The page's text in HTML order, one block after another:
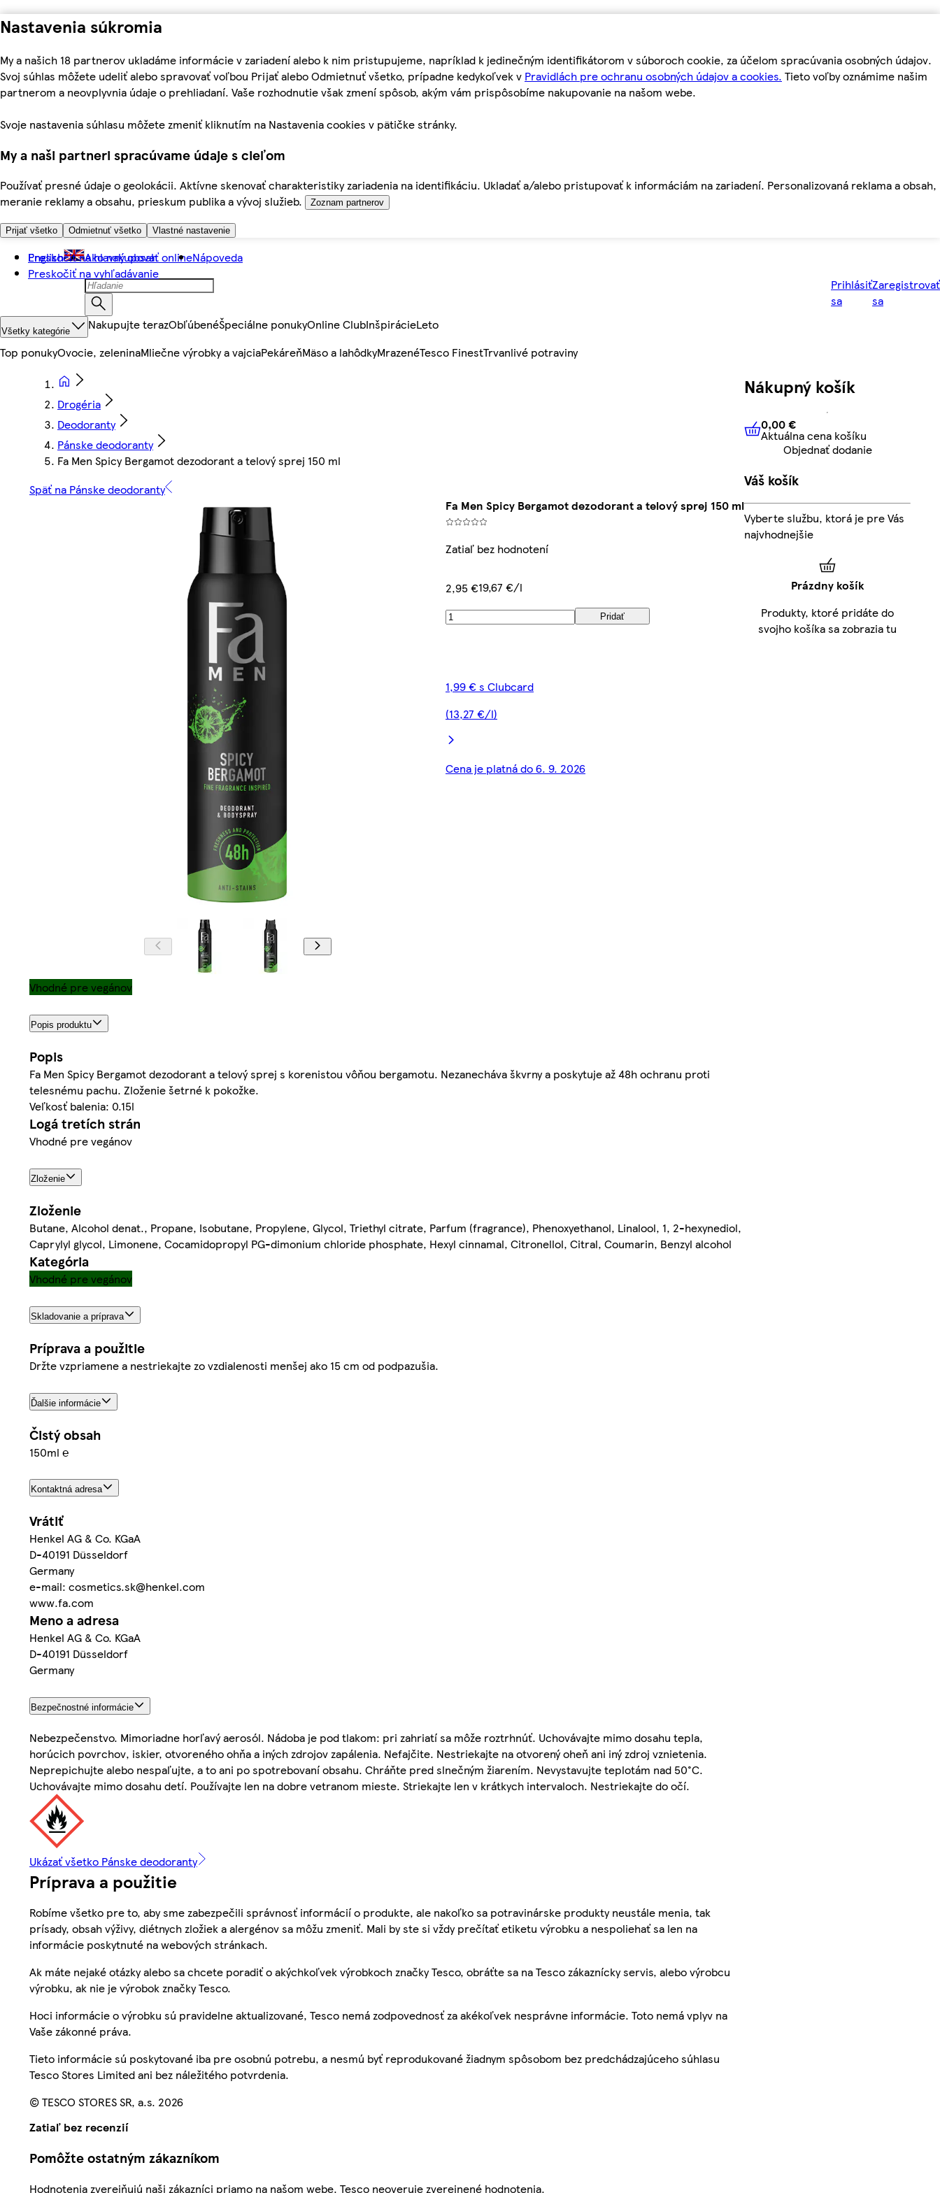
Nastavenia súkromia
My a našich 18 partnerov ukladáme informácie v zariadení alebo k nim pristupujeme, napríklad k jedinečným identifikátorom v súboroch cookie, za účelom spracúvania osobných údajov.
Svoj súhlas môžete udeliť alebo spravovať voľbou Prijať alebo Odmietnuť všetko, prípadne kedykoľvek v Pravidlách pre ochranu osobných údajov a cookies. Tieto voľby oznámime našim
partnerom a neovplyvnia údaje o prehliadaní. Vaše rozhodnutie však zmení spôsob, akým vám prispôsobíme nakupovanie na našom webe.
Svoje nastavenia súhlasu môžete zmeniť kliknutím na Nastavenia cookies v pätičke stránky.
My a naši partneri spracúvame údaje s cieľom
Používať presné údaje o geolokácii. Aktívne skenovať charakteristiky zariadenia na identifikáciu. Ukladať a/alebo pristupovať k informáciám na zariadení. Personalizovaná reklama a obsah,
meranie reklamy a obsahu, prieskum publika a vývoj služieb.
Zoznam partnerov
Prijať všetko Odmietnuť všetko Vlastné nastavenie
Preskočiť na hlavný obsah
Preskočiť na vyhľadávanie
English Ako nakupovať onlineNápoveda
Prihlásiť
sa
Zaregistrovať
sa
Všetky kategórie Nakupujte terazObľúbenéŠpeciálne ponukyOnline ClubInšpirácieLeto
Top ponukyOvocie, zeleninaMliečne výrobky a vajciaPekáreňMäso a lahôdkyMrazenéTesco FinestTrvanlivé potraviny
Drogéria
Deodoranty
Pánske deodoranty
Fa Men Spicy Bergamot dezodorant a telový sprej 150 ml
Späť na Pánske deodoranty
Fa Men Spicy Bergamot dezodorant a telový sprej 150 ml
Zatiaľ bez hodnotení
2,95 €19,67 €/l
Pridať
1,99 € s Clubcard
(13,27 €/l)
Cena je platná do 6. 9. 2026
Vhodné pre vegánov
Popis produktu
Popis
Fa Men Spicy Bergamot dezodorant a telový sprej s korenistou vôňou bergamotu. Nezanecháva škvrny a poskytuje až 48h ochranu proti
telesnému pachu. Zloženie šetrné k pokožke.
Veľkosť balenia: 0.15l
Logá tretích strán
Vhodné pre vegánov
Zloženie
Zloženie
Butane, Alcohol denat., Propane, Isobutane, Propylene, Glycol, Triethyl citrate, Parfum (fragrance), Phenoxyethanol, Linalool, 1, 2-hexynediol,
Caprylyl glycol, Limonene, Cocamidopropyl PG-dimonium chloride phosphate, Hexyl cinnamal, Citronellol, Citral, Coumarin, Benzyl alcohol
Kategória
Vhodné pre vegánov
Skladovanie a príprava
Príprava a použitie
Držte vzpriamene a nestriekajte zo vzdialenosti menšej ako 15 cm od podpazušia.
Ďalšie informácie
Čistý obsah
150ml ℮
Kontaktná adresa
Vrátiť
Henkel AG & Co. KGaA
D-40191 Düsseldorf
Germany
e-mail: cosmetics.sk@henkel.com
www.fa.com
Meno a adresa
Henkel AG & Co. KGaA
D-40191 Düsseldorf
Germany
Bezpečnostné informácie
Nebezpečenstvo. Mimoriadne horľavý aerosól. Nádoba je pod tlakom: pri zahriatí sa môže roztrhnúť. Uchovávajte mimo dosahu tepla,
horúcich povrchov, iskier, otvoreného ohňa a iných zdrojov zapálenia. Nefajčite. Nestriekajte na otvorený oheň ani iný zdroj vznietenia.
Neprepichujte alebo nespaľujte, a to ani po spotrebovaní obsahu. Chráňte pred slnečným žiarením. Nevystavujte teplotám nad 50°C.
Uchovávajte mimo dosahu detí. Používajte len na dobre vetranom mieste. Striekajte len v krátkych intervaloch. Nestriekajte do očí.
Ukázať všetko Pánske deodoranty
Príprava a použitie
Robíme všetko pre to, aby sme zabezpečili správnosť informácií o produkte, ale nakoľko sa potravinárske produkty neustále menia, tak
prísady, obsah výživy, diétnych zložiek a alergénov sa môžu zmeniť. Mali by ste si vždy prečítať etiketu výrobku a nespoliehať sa len na
informácie poskytnuté na webových stránkach.
Ak máte nejaké otázky alebo sa chcete poradiť o akýchkoľvek výrobkoch značky Tesco, obráťte sa na Tesco zákaznícky servis, alebo výrobcu
výrobku, ak nie je výrobok značky Tesco.
Hoci informácie o výrobku sú pravidelne aktualizované, Tesco nemá zodpovednosť za akékoľvek nesprávne informácie. Toto nemá vplyv na
Vaše zákonné práva.
Tieto informácie sú poskytované iba pre osobnú potrebu, a nesmú byť reprodukované žiadnym spôsobom bez predchádzajúceho súhlasu
Tesco Stores Limited ani bez náležitého potvrdenia.
© TESCO STORES SR, a.s. 2026
Zatiaľ bez recenzií
Pomôžte ostatným zákazníkom
Hodnotenia zverejňujú naši zákazníci priamo na našom webe. Tesco neoveruje zverejnené hodnotenia.
Nákupný košík
0,00 € Aktuálna cena košíku
0,00 €
Aktuálna cena košíku
Objednať dodanie
Váš košík
Vyberte službu, ktorá je pre Vás
najvhodnejšie
Prázdny košík
Produkty, ktoré pridáte do
svojho košíka sa zobrazia tu